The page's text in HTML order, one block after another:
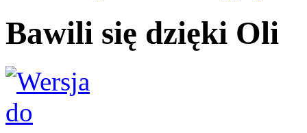
Bawili się dzięki Oli